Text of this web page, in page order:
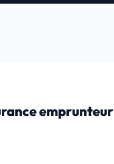
emprunteur